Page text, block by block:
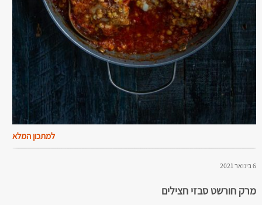
למתכון המלא
6 בינואר 2021
מרק חורשט סבזי חצילים